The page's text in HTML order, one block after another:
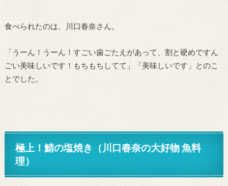
食べられたのは、川口春奈さん。
「うーん！うーん！すごい歯ごたえがあって、割と硬めですん
ごい美味しいです！もちもちしてて」「美味しいです」とのこ
とでした。
極上！鯖の塩焼き（川口春奈の大好物 魚料
理）